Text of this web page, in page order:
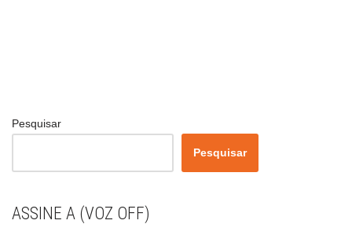
Pesquisar
Pesquisar
ASSINE A (VOZ OFF)